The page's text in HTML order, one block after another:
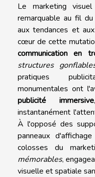
Le marketing
remarquable au fil
aux tendances et
cœur de cette
communication en
structures
pratiques
monumentales ont
publicité immersive
instantanément
À l'opposé des
panneaux
colosses du
mémorables,
visuelle et spatiale